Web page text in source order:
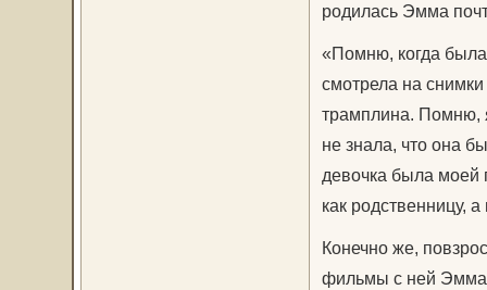
родилась Эмма
«Помню, когда
смотрела на
трамплина. Помню,
не знала, что она
девочка была моей
как родственницу,
Конечно же,
фильмы с ней Эмма